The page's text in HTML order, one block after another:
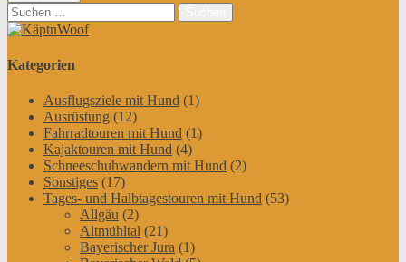
Suchen
nach:
Kategorien
Ausflugsziele mit Hund (1)
Ausrüstung (12)
Fahrradtouren mit Hund (1)
Kajaktouren mit Hund (4)
Schneeschuhwandern mit Hund (2)
Sonstiges (17)
Tages- und Halbtagestouren mit Hund (53)
Allgäu (2)
Altmühltal (21)
Bayerischer Jura (1)